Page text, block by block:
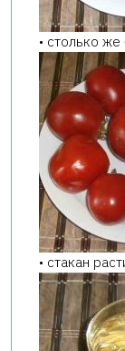
• столько
• стакан